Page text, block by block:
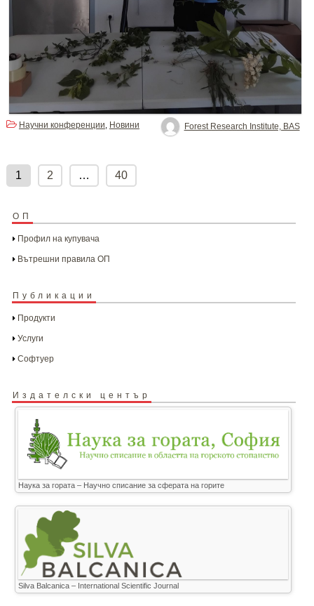
Forest Research Institute, BAS
Научни конференции Новини
pagination
1 2 … 40
ОП
Профил на купувача
Вътрешни правила ОП
Публикации
Продукти
Услуги
Софтуер
Издателски център
Наука за гората – Научно списание за сферата на горите
Silva Balcanica – International Scientific Journal